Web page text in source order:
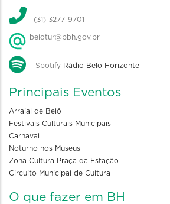
(31) 3277-9701
belotur@pbh.gov.br
Spotify Rádio Belo Horizonte
Principais Eventos
Arraial de Belô
Festivais Culturais Municipais
Carnaval
Noturno nos Museus
Zona Cultura Praça da Estação
Circuito Municipal de Cultura
O que fazer em BH